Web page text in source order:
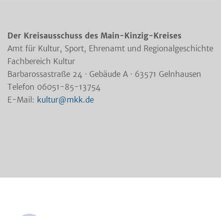
Der Kreisausschuss des Main-Kinzig-Kreises
Amt für Kultur, Sport, Ehrenamt und Regionalgeschichte
Fachbereich Kultur
Barbarossastraße 24 · Gebäude A · 63571 Gelnhausen
Telefon 06051-85-13754
E-Mail: kultur@mkk.de